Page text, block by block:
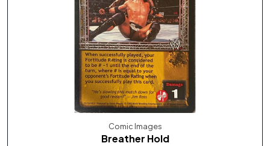
Comic Images
Breather Hold